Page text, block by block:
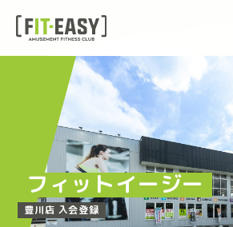
content
フィットイージー
豊川店 入会登録